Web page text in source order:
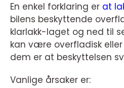
En enkel forklaring er at
bilens beskyttende
klarlakk-laget og ned til
kan være overfladisk
dem er at beskyttelsen
Vanlige årsaker er: